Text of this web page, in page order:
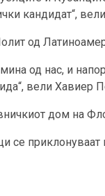
кандидат“,
од
од нас, и
вели Хавиер
дом на
се